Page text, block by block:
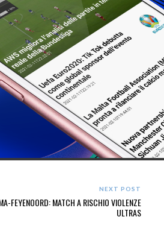
NEXT POST
FEYENOORD: MATCH A RISCHIO VIOLENZE
ULTRAS